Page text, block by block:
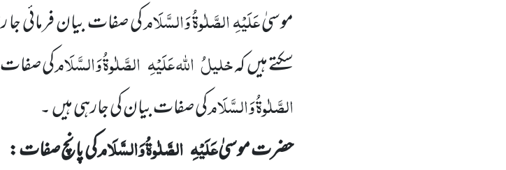
موسیٰعَلَیْہِالصَّلٰوۃُ وَالسَّلَامکی صفات بیان فرمائی
سکتے ہیں کہخلیلُ اللہ عَلَیْہِ الصَّلٰوۃُ وَالسَّلَامکی
الصَّلٰوۃُ وَالسَّلَامکی صفات بیان کی جارہی ہیں ۔
حضرت موسیٰعَلَیْہِ الصَّلٰوۃُ وَالسَّلَامکی پانچ صفات :